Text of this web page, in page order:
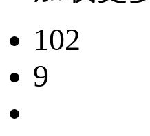
102
9